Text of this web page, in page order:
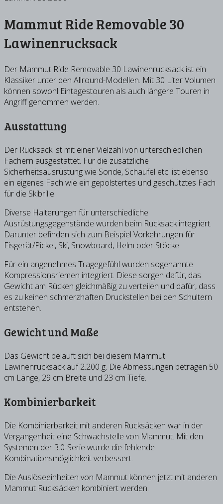
Mammut Ride Removable 30
Lawinenrucksack
Der Mammut Ride Removable 30 Lawinenrucksack ist ein
Klassiker unter den Allround-Modellen. Mit 30 Liter Volumen
können sowohl Eintagestouren als auch längere Touren in
Angriff genommen werden.
Ausstattung
Der Rucksack ist mit einer Vielzahl von unterschiedlichen
Fächern ausgestattet. Für die zusätzliche
Sicherheitsausrüstung wie Sonde, Schaufel etc. ist ebenso
ein eigenes Fach wie ein gepolstertes und geschütztes Fach
für die Skibrille.
Diverse Halterungen für unterschiedliche
Ausrüstungsgegenstände wurden beim Rucksack integriert.
Darunter befinden sich zum Beispiel Vorkehrungen für
Eisgerät/Pickel, Ski, Snowboard, Helm oder Stöcke.
Für ein angenehmes Tragegefühl wurden sogenannte
Kompressionsriemen integriert. Diese sorgen dafür, das
Gewicht am Rücken gleichmäßig zu verteilen und dafür, dass
es zu keinen schmerzhaften Druckstellen bei den Schultern
entstehen.
Gewicht und Maße
Das Gewicht beläuft sich bei diesem Mammut
Lawinenrucksack auf 2.200 g. Die Abmessungen betragen 50
cm Länge, 29 cm Breite und 23 cm Tiefe.
Kombinierbarkeit
Die Kombinierbarkeit mit anderen Rucksäcken war in der
Vergangenheit eine Schwachstelle von Mammut. Mit den
Systemen der 3.0-Serie wurde die fehlende
Kombinationsmöglichkeit verbessert.
Die Auslöseeinheiten von Mammut können jetzt mit anderen
Mammut Rucksäcken kombiniert werden.